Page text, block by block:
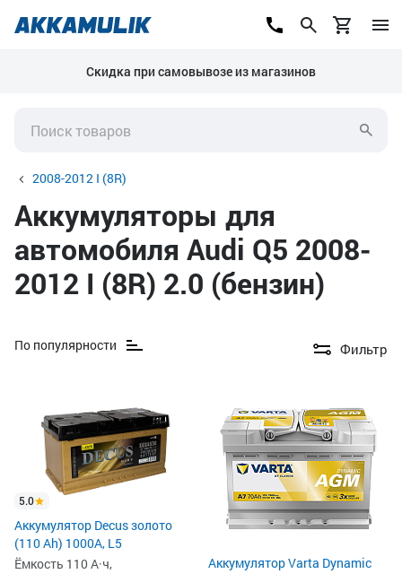
Скидка при самовывозе из магазинов
2008-2012 I (8R)
Аккумуляторы для
автомобиля Audi Q5 2008-
2012 I (8R) 2.0 (бензин)
По популярности Фильтр
5.0
Аккумулятор Decus золото
(110 Ah) 1000A, L5
Ёмкость 110 А·ч,
Аккумулятор Varta Dynamic